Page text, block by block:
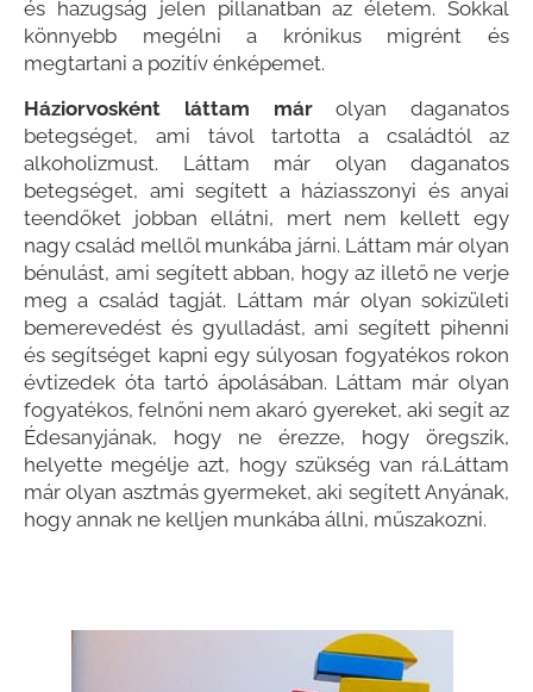
és hazugság jelen pillanatban az életem. Sokkal
könnyebb megélni a krónikus migrént és
megtartani a pozitív énképemet.
Háziorvosként láttam márolyan daganatos
betegséget, ami távol tartotta a családtól az
alkoholizmust. Láttam már olyan daganatos
betegséget, ami segített a háziasszonyi és anyai
teendőket jobban ellátni, mert nem kellett egy
nagy család mellől munkába járni. Láttam már olyan
bénulást, ami segített abban, hogy az illető ne verje
meg a család tagját. Láttam már olyan sokizületi
bemerevedést és gyulladást, ami segített pihenni
és segítséget kapni egy súlyosan fogyatékos rokon
évtizedek óta tartó ápolásában. Láttam már olyan
fogyatékos, felnőni nem akaró gyereket, aki segít az
Édesanyjának, hogy ne érezze, hogy öregszik,
helyette megélje azt, hogy szükség van rá.Láttam
már olyan asztmás gyermeket, aki segített Anyának,
hogy annak ne kelljen munkába állni, műszakozni.